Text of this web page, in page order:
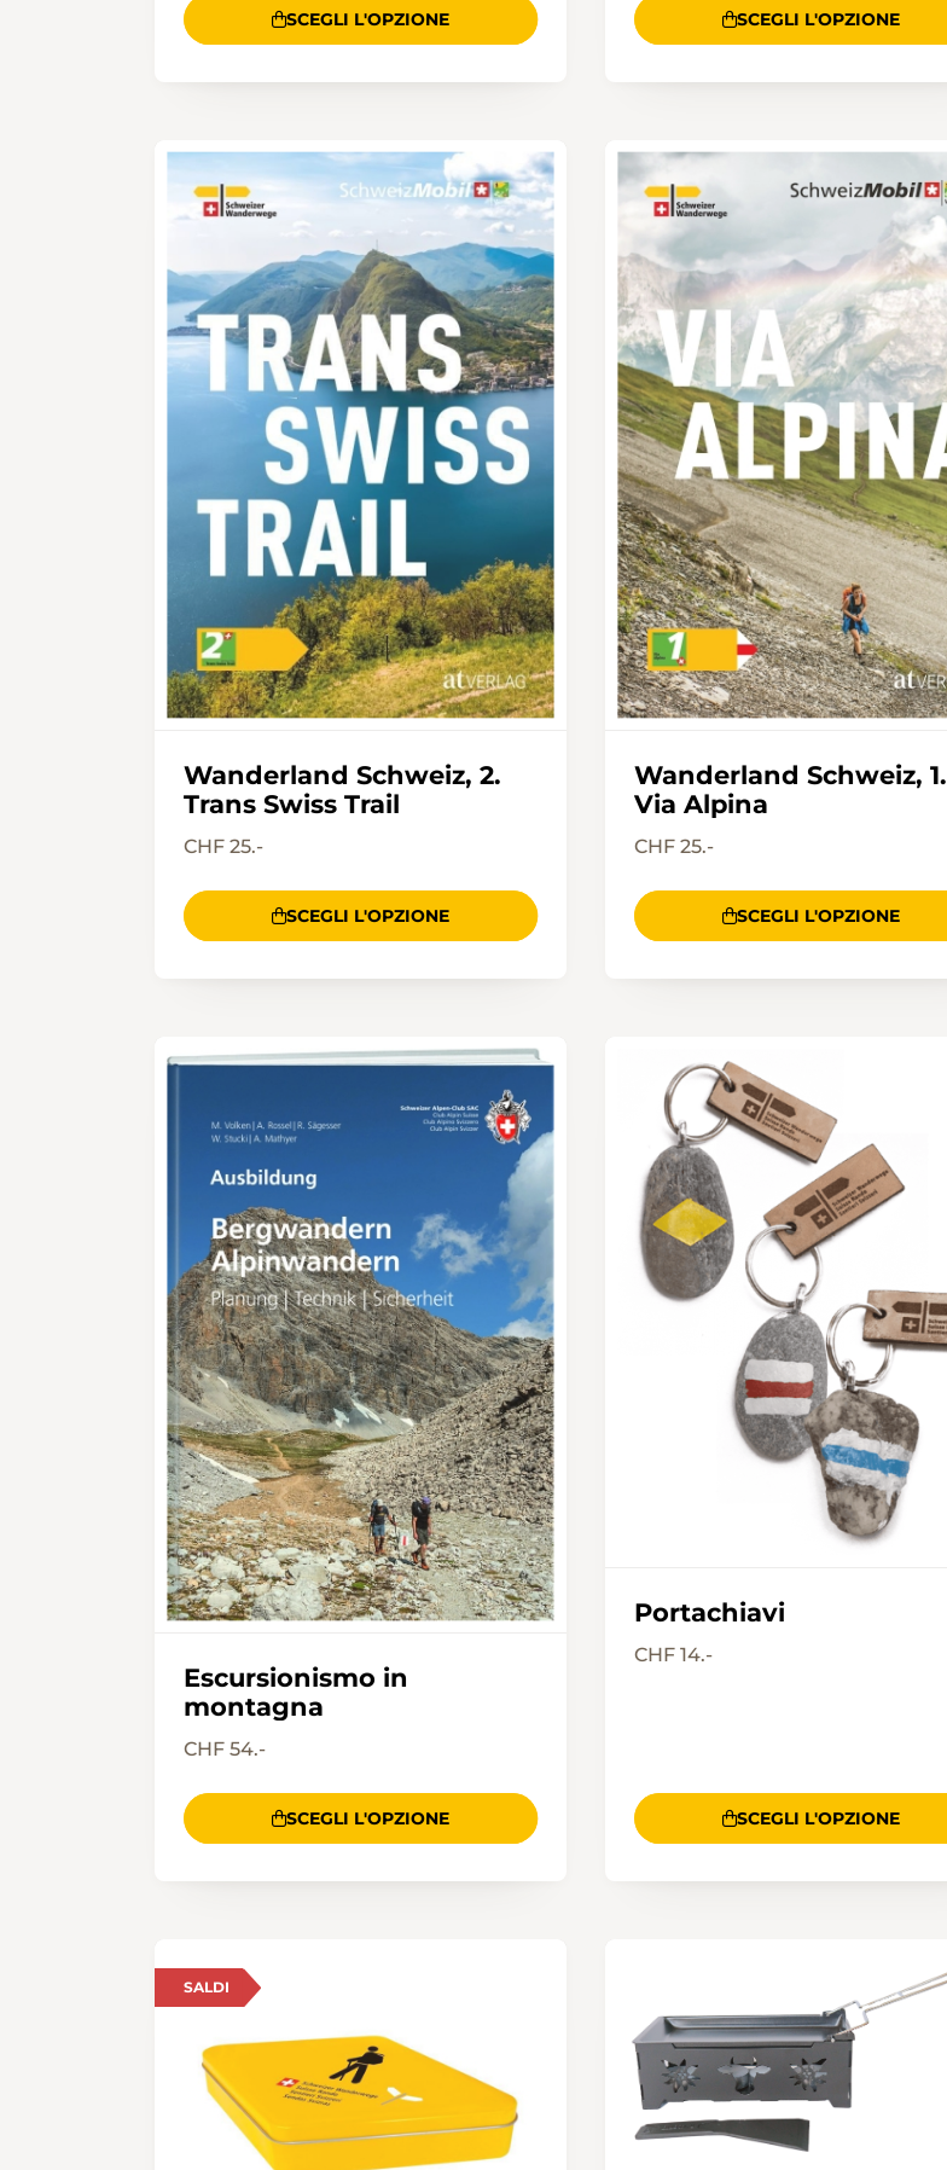
SCEGLI L'OPZIONE SCEGLI L'OPZIONE
Wanderland Schweiz, 2.
Trans Swiss Trail
CHF 25.-
SCEGLI L'OPZIONE
Wanderland Schweiz, 1.
Via Alpina
CHF 25.-
SCEGLI L'OPZIONE
Escursionismo in
montagna
CHF 54.-
SCEGLI L'OPZIONE
Portachiavi
CHF 14.-
SCEGLI L'OPZIONE
SALDI